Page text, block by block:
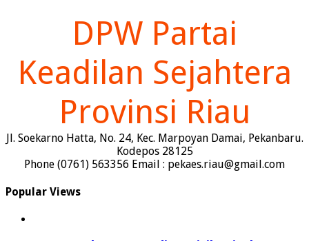
DPW Partai
Keadilan Sejahtera
Provinsi Riau
Jl. Soekarno Hatta, No. 24, Kec. Marpoyan Damai, Pekanbaru.
Kodepos 28125
Phone (0761) 563356 Email : pekaes.riau@gmail.com
Popular Views